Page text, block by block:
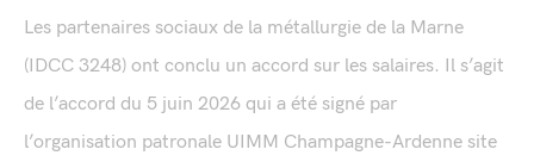
Les partenaires sociaux de la métallurgie de la Marne
(IDCC 3248) ont conclu un accord sur les salaires. Il s’agit
de l’accord du 5 juin 2026 qui a été signé par
l’organisation patronale UIMM Champagne-Ardenne site